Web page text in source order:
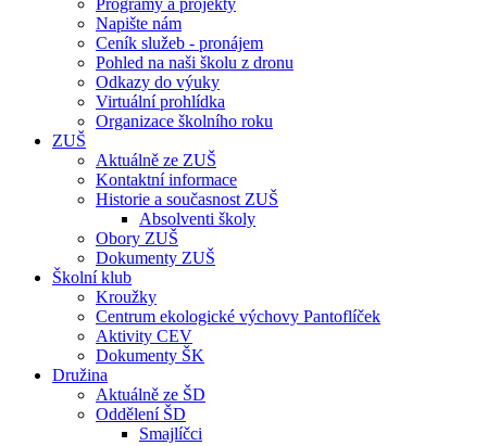
Programy a projekty
Napište nám
Ceník služeb - pronájem
Pohled na naši školu z dronu
Odkazy do výuky
Virtuální prohlídka
Organizace školního roku
ZUŠ
Aktuálně ze ZUŠ
Kontaktní informace
Historie a současnost ZUŠ
Absolventi školy
Obory ZUŠ
Dokumenty ZUŠ
Školní klub
Kroužky
Centrum ekologické výchovy Pantoflíček
Aktivity CEV
Dokumenty ŠK
Družina
Aktuálně ze ŠD
Oddělení ŠD
Smajlíčci